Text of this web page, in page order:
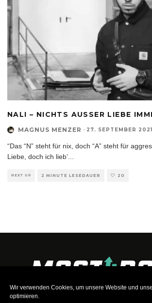
Wir verwenden Cookies, um unsere Website und
optimieren.
NALI – NICHTS AUSSER LIEBE
MAGNUS MENZER · 27. SEPTEMBER 2021
“Das “N” steht für nix, doch “A” steht für
Liebe, doch ich lieb’...
NEXT UP 2 MINUTE LESEDAUER 20